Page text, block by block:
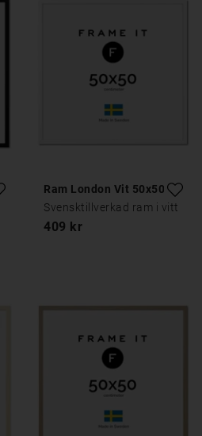
Ram London Vit 50x50
Svensktillverkad ram i vitt
409 kr